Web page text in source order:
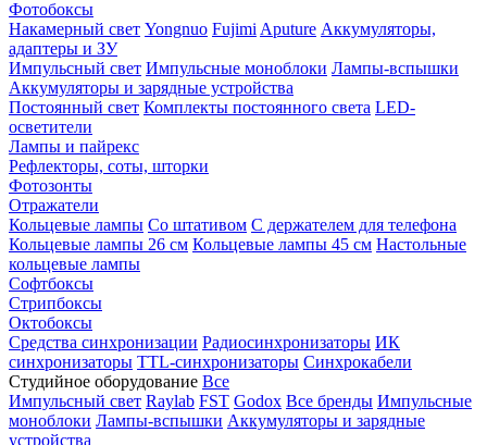
Фотобоксы
Накамерный свет Yongnuo Fujimi Aputure Аккумуляторы,
адаптеры и ЗУ
Импульсный свет Импульсные моноблоки Лампы-вспышки
Аккумуляторы и зарядные устройства
Постоянный свет Комплекты постоянного света LED-
осветители
Лампы и пайрекс
Рефлекторы, соты, шторки
Фотозонты
Отражатели
Кольцевые лампы Со штативом С держателем для телефона
Кольцевые лампы 26 см Кольцевые лампы 45 см Настольные
кольцевые лампы
Софтбоксы
Стрипбоксы
Октобоксы
Средства синхронизации Радиосинхронизаторы ИК
синхронизаторы TTL-синхронизаторы Синхрокабели
Студийное оборудование Все
Импульсный свет Raylab FST Godox Все бренды Импульсные
моноблоки Лампы-вспышки Аккумуляторы и зарядные
устройства